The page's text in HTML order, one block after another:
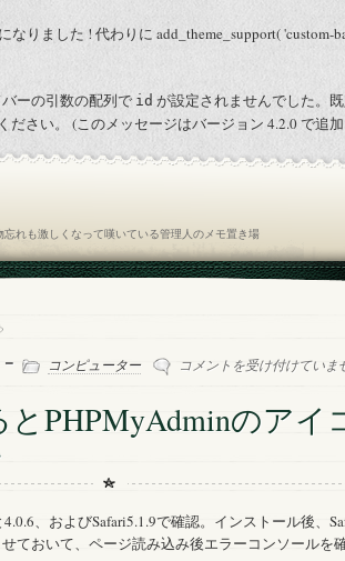
になりました ! 代わりに add_theme_support(
ーの引数の配列で id が設定されませんでした。既
ださい。 (このメッセージはバージョン 4.2.0 で追
れも激しくなって嘆いている管理人のメモ置き場
コンピューター
Safari
る
ア
イ
コメントを受け付けていま
とPHPMyAdminのアイ
、およびSafari5.1.9で確認。インストール後、
ておいて、ページ読み込み後エラーコンソールを